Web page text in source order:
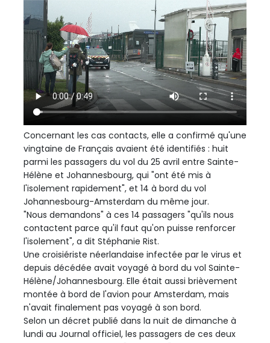
Concernant les cas contacts, elle a confirmé qu'une
vingtaine de Français avaient été identifiés : huit
parmi les passagers du vol du 25 avril entre Sainte-
Hélène et Johannesbourg, qui "ont été mis à
l'isolement rapidement", et 14 à bord du vol
Johannesbourg-Amsterdam du même jour.
"Nous demandons" à ces 14 passagers "qu'ils nous
contactent parce qu'il faut qu'on puisse renforcer
l'isolement", a dit Stéphanie Rist.
Une croisiériste néerlandaise infectée par le virus et
depuis décédée avait voyagé à bord du vol Sainte-
Hélène/Johannesbourg. Elle était aussi brièvement
montée à bord de l'avion pour Amsterdam, mais
n'avait finalement pas voyagé à son bord.
Selon un décret publié dans la nuit de dimanche à
lundi au Journal officiel, les passagers de ces deux